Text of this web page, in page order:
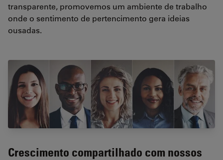
transparente, promovemos um ambiente de trabalho
onde o sentimento de pertencimento gera ideias
ousadas.
Crescimento compartilhado com nossos